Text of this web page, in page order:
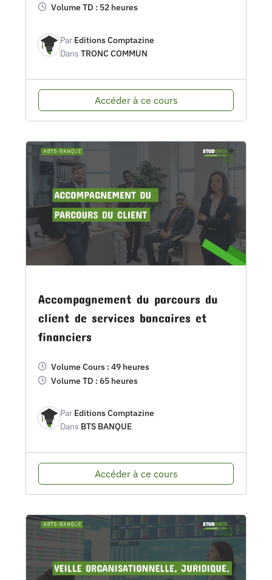
Volume TD : 52 heures
Par Editions Comptazine
Dans TRONC COMMUN
Accéder à ce cours
Accompagnement du parcours du
client de services bancaires et
financiers
Volume Cours : 49 heures
Volume TD : 65 heures
Par Editions Comptazine
Dans BTS BANQUE
Accéder à ce cours